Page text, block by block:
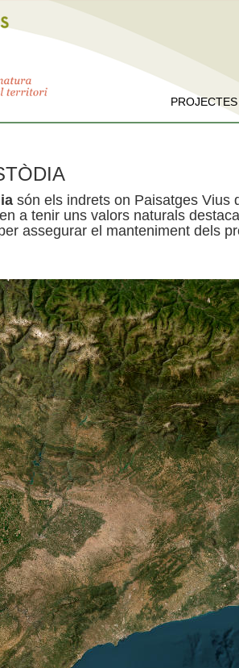
PROJECTES
són els indrets on Paisatges Vius
a tenir uns valors naturals
assegurar el manteniment dels